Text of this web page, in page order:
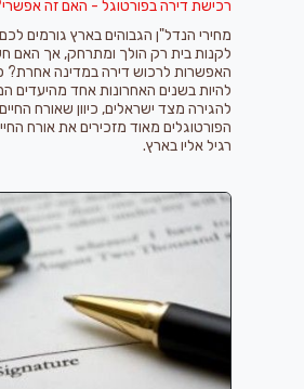
רכישת דירה בפורטוגל - האם זה
מחירי הנדל"ן הגבוהים בארץ גורמים
לקנות בית רק הולך ומתרחק, אך האם
האפשרות לרכוש דירה במדינה אחרת?
להיות בשנים האחרונות אחד מהיעדים
להגירה מצד ישראלים, כיוון שאורח
הפורטוגלים מאוד מזכירים את אורח
רגיל אליו בארץ.